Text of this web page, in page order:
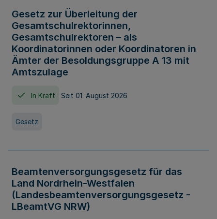
Gesetz zur Überleitung der
Gesamtschulrektorinnen,
Gesamtschulrektoren – als
Koordinatorinnen oder Koordinatoren in
Ämter der Besoldungsgruppe A 13 mit
Amtszulage
In Kraft Seit 01. August 2026
Gesetz
Beamtenversorgungsgesetz für das
Land Nordrhein-Westfalen
(Landesbeamtenversorgungsgesetz -
LBeamtVG NRW)